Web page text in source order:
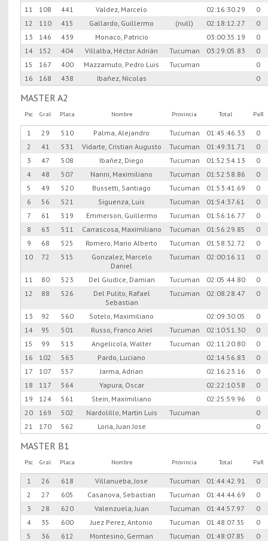
11 108 441 Valdez, Marcelo 02:16:30.29
0
12
110 415 Gallardo, Guillermo (null) 02:18:12.27
0
13
146 439 Monaco, Patricio 03:00:35.19
0
14
152 404 Villalba, Héctor Adrián Tucuman 03:29:05.83
0
15
167 400 Mazzamuto, Pedro Luis Tucuman
0
16
168 438 Ibañez, Nicolas 0
MASTER A2
Psc Gral Placa Nombre Provincia Total PaR
1 29 510 Palma, Alejandro Tucuman 01:45:46.33
0
2
41 531 Vidarte, Cristian Augusto Tucuman 01:49:31.71
0
3
47 508 Ibañez, Diego Tucuman 01:52:54.13
0
4
48 507 Nanni, Maximiliano Tucuman 01:52:58.86
0
5
49 520 Bussetti, Santiago Tucuman 01:53:41.69
0
6
56 521 Siguenza, Luis Tucuman 01:54:37.61
0
7
61 519 Emmerson, Guillermo Tucuman 01:56:16.77
0
8
63 511 Carrascosa, Maximiliano Tucuman 01:56:29.85
0
9
68 525 Romero, Mario Alberto Tucuman 01:58:32.72
0
10
72 515
Gonzalez, Marcelo
Daniel
Tucuman 02:00:16.11 0
11 80 523 Del Giudice, Damian Tucuman 02:05:44.80
0
12
88 526
Del Pulito, Rafael
Sebastian
Tucuman 02:08:28.47 0
13 92 560 Sotelo, Maximiliano 02:09:30.05
0
14
95 501 Russo, Franco Ariel Tucuman 02:10:51.30
0
15
99 513 Angelicola, Walter Tucuman 02:11:20.80
0
16
102 563 Pardo, Luciano 02:14:56.83
0
17
107 557 Jarma, Adrian 02:16:23.16
0
18
117 564 Yapura, Oscar 02:22:10.58
0
19
124 561 Stein, Maximiliano 02:25:59.96
0
20
169 502 Nardolillo, Martin Luis Tucuman
0
21
170 562 Loria, Juan Jose 0
MASTER B1
Psc Gral Placa Nombre Provincia Total PaR
1 26 618 Villanueba, Jose Tucuman 01:44:42.91
0
2
27 605 Casanova, Sebastian Tucuman 01:44:44.69
0
3
28 620 Valenzuela, Juan Tucuman 01:44:57.97
0
4
35 600 Juez Perez, Antonio Tucuman 01:48:07.35
0
5
36 612 Montesino, German Tucuman 01:48:07.85
0